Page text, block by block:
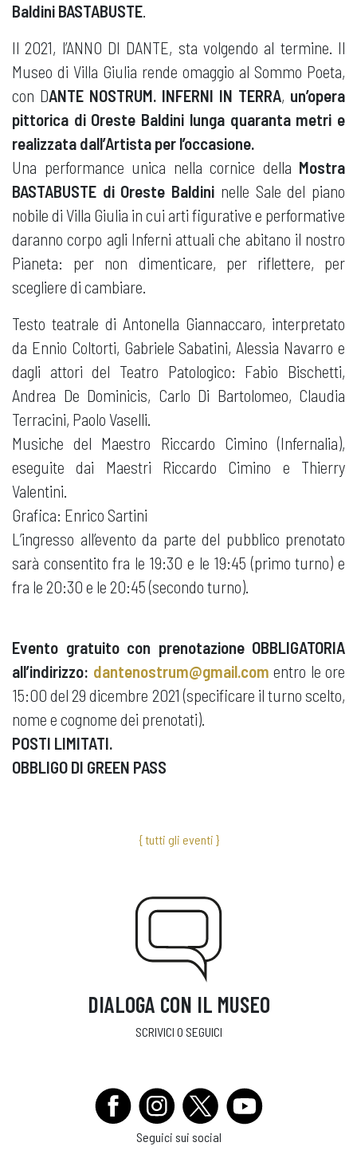
Baldini BASTABUSTE.
Il 2021, l’ANNO DI DANTE, sta volgendo al termine. Il
Museo di Villa Giulia rende omaggio al Sommo Poeta,
con DANTE NOSTRUM. INFERNI IN TERRA, un’opera
pittorica di Oreste Baldini lunga quaranta metri e
realizzata dall’Artista per l’occasione.
Una performance unica nella cornice della Mostra
BASTABUSTE di Oreste Baldini nelle Sale del piano
nobile di Villa Giulia in cui arti figurative e performative
daranno corpo agli Inferni attuali che abitano il nostro
Pianeta: per non dimenticare, per riflettere, per
scegliere di cambiare.
Testo teatrale di Antonella Giannaccaro, interpretato
da Ennio Coltorti, Gabriele Sabatini, Alessia Navarro e
dagli attori del Teatro Patologico: Fabio Bischetti,
Andrea De Dominicis, Carlo Di Bartolomeo, Claudia
Terracini, Paolo Vaselli.
Musiche del Maestro Riccardo Cimino (Infernalia),
eseguite dai Maestri Riccardo Cimino e Thierry
Valentini.
Grafica: Enrico Sartini
L’ingresso all’evento da parte del pubblico prenotato
sarà consentito fra le 19:30 e le 19:45 (primo turno) e
fra le 20:30 e le 20:45 (secondo turno).
Evento gratuito con prenotazione OBBLIGATORIA
all’indirizzo: dantenostrum@gmail.com entro le ore
15:00 del 29 dicembre 2021 (specificare il turno scelto,
nome e cognome dei prenotati).
POSTI LIMITATI.
OBBLIGO DI GREEN PASS
{ tutti gli eventi }
DIALOGA CON IL MUSEO
SCRIVICI O SEGUICI
Seguici sui social